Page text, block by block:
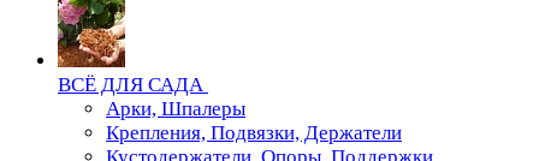
ВСЁ ДЛЯ САДА
Арки, Шпалеры
Крепления, Подвязки, Держатели